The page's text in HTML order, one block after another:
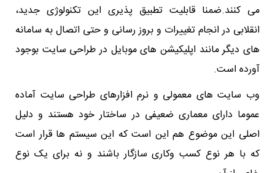
می کنند.ضمنا قابلیت تطبیق پذیری این تکنولوژی جدید،
انقلابی در انجام تغییرات و بروز رسانی و حتی اتصال به سامانه
های دیگر مانند اپلیکیشن های موبایل در طراحی سایت بوجود
آورده است.
وب سایت های معمولی و نرم افزارهای طراحی سایت آماده
عموما دارای معماری ضعیفی در ساختار خود هستند و دلیل
اصلی این موضوع هم این است که این سیستم ها قرار است
که با هر نوع کسب وکاری سازگار باشند و نه برای یک نوع